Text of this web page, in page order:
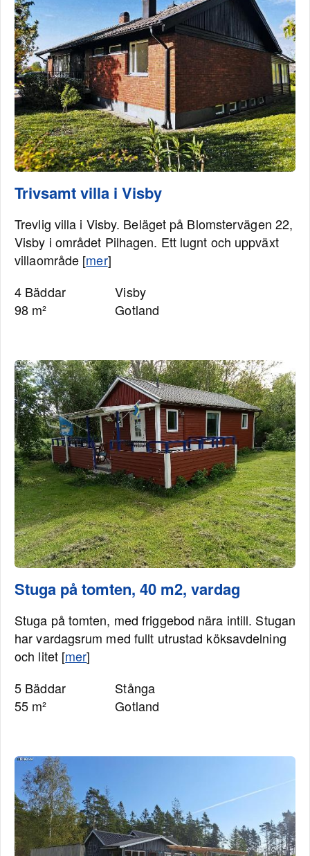
Trivsamt villa i Visby
Trevlig villa i Visby. Beläget på Blomstervägen 22,
Visby i området Pilhagen. Ett lugnt och uppväxt
villaområde [mer]
4 Bäddar
98 m²
Visby
Gotland
Stuga på tomten, 40 m2, vardag
Stuga på tomten, med friggebod nära intill. Stugan
har vardagsrum med fullt utrustad köksavdelning
och litet [mer]
5 Bäddar
55 m²
Stånga
Gotland